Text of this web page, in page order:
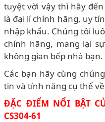
tuyệt vời vậy thì hãy
là đại lí chính hãng, uy
nhập khẩu. Chúng tôi
chính hãng, mang lại
không gian bếp nhà bạn.
Các bạn hãy cùng
tin và tính năng cụ thể
ĐẶC ĐIỂM NỔI BẬT
CS304-61